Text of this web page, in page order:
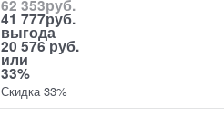
62 353руб.
41 777руб.
выгода
20 576 руб.
или
33%
Скидка 33%